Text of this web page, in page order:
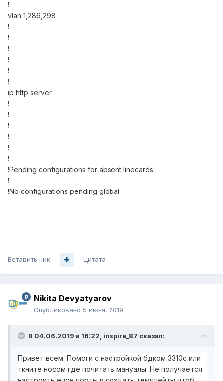
!
vlan 1,286,298
!
!
!
!
!
!
ip http server
!
!
!
!
!
!
!Pending configurations for absent linecards:
!
!No configurations pending global
Вставить ник Цитата
Nikita Devyatyarov
Опубликовано 5 июня, 2019
В 04.06.2019 в 16:22, inspire_87 сказал:
Привет всем. Помоги с настройкой бдком 3310с или
ткните носом где почитать мануалы. Не получается